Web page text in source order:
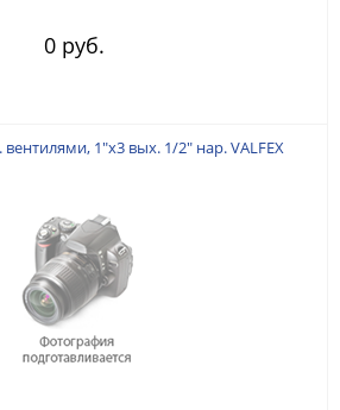
0 руб.
вентилями, 1"х3 вых. 1/2" нар. VALFEX